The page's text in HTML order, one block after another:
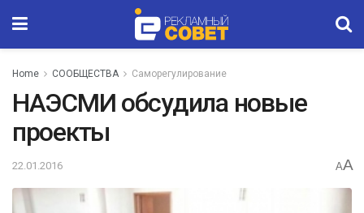
Home СООБЩЕСТВА Саморегулирование
НАЭСМИ обсудила новые
проекты
22.01.2016 AA